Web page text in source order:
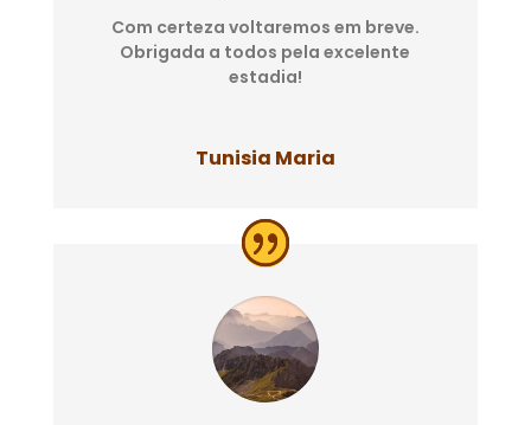
Com certeza voltaremos em breve.
Obrigada a todos pela excelente
estadia!
Tunisia Maria